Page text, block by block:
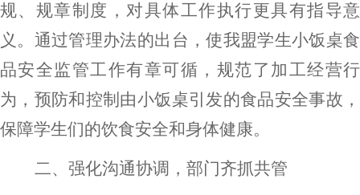
规、规章制度，对具体工作执行更具有指导意
义。 通过管理办法的出台，使我盟学生小饭桌食
品安全监管工作有章可循 ，规范了 加工经营行
为，预防和控制由小饭桌引发的食品安全事故，
保障学生们的饮食安全和身体健康。
二、 强化沟通协调 ，部门齐抓共管